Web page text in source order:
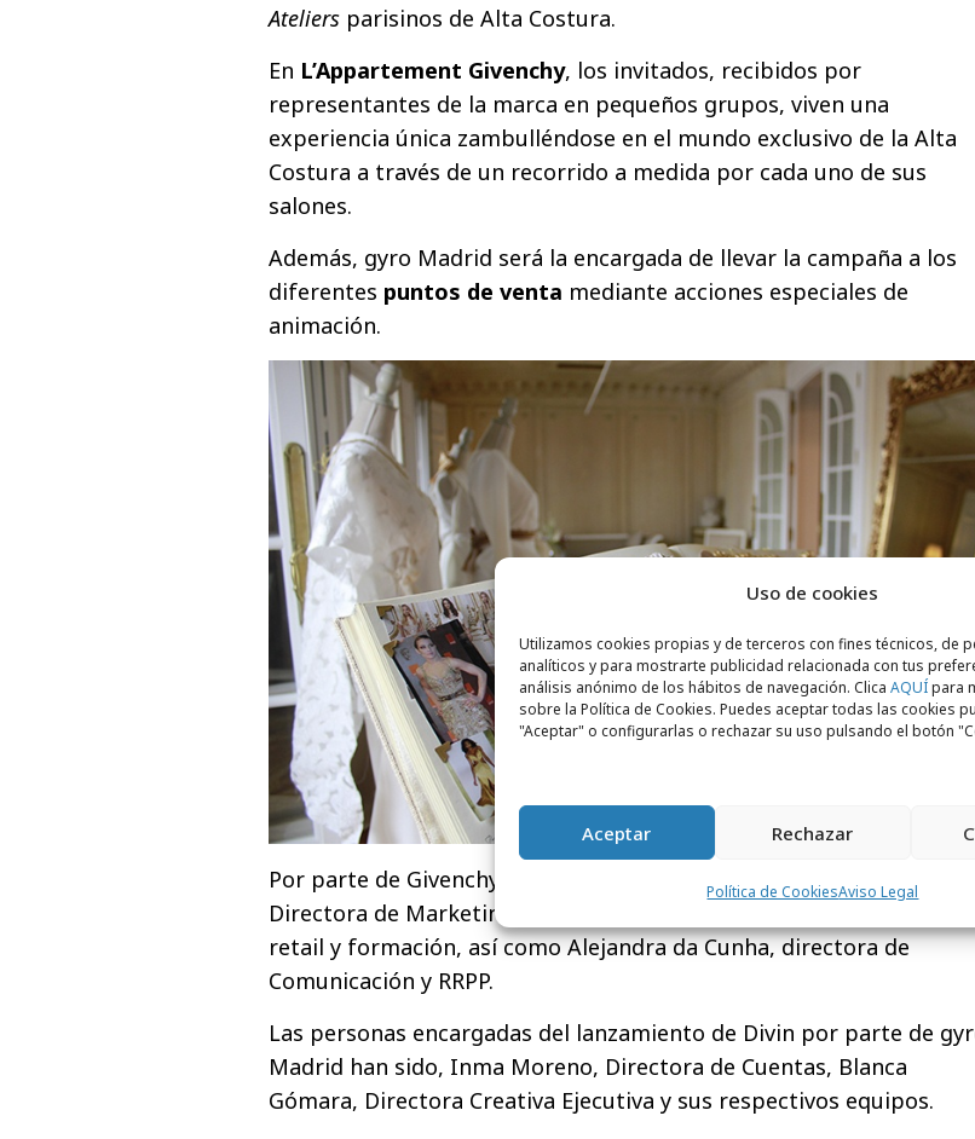
Uso de cookies
Utilizamos cookies propias y de terceros con fines técnicos, de
analíticos y para mostrarte publicidad relacionada con tus
análisis anónimo de los hábitos de navegación. Clica AQUÍpara
sobre la Política de Cookies. Puedes aceptar todas las cookies
"Aceptar" o configurarlas o rechazar su uso pulsando el botón
Aceptar Rechazar
Política de CookiesAviso Legal
Ateliers parisinos de Alta Costura.
En L’Appartement Givenchy, los invitados, recibidos por
representantes de la marca en pequeños grupos, viven una
experiencia única zambulléndose en el mundo exclusivo de la Alta
Costura a través de un recorrido a medida por cada uno de sus
salones.
Además, gyro Madrid será la encargada de llevar la campaña a los
diferentes puntos de venta mediante acciones especiales de
animación.
Por parte de Givenchy han trabajado en este proyecto Adeline Vidal,
Directora de Marketing para Givenchy en LVMH y todo su equipo de
retail y formación, así como Alejandra da Cunha, directora de
Comunicación y RRPP.
Las personas encargadas del lanzamiento de Divin por parte de
Madrid han sido, Inma Moreno, Directora de Cuentas, Blanca
Gómara, Directora Creativa Ejecutiva y sus respectivos equipos.